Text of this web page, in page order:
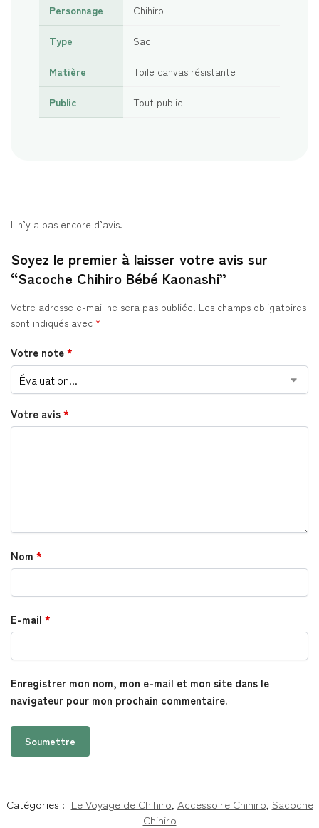
Personnage Chihiro
Type Sac
Matière Toile canvas résistante
Public Tout public
Il n’y a pas encore d’avis.
Soyez le premier à laisser votre avis sur
“Sacoche Chihiro Bébé Kaonashi”
Votre adresse e-mail ne sera pas publiée. Les champs obligatoires
sont indiqués avec *
Votre note*
Votre avis*
Nom *
E-mail *
Enregistrer mon nom, mon e-mail et mon site dans le
navigateur pour mon prochain commentaire.
Catégories : Le Voyage de Chihiro, Accessoire Chihiro, Sacoche
Chihiro